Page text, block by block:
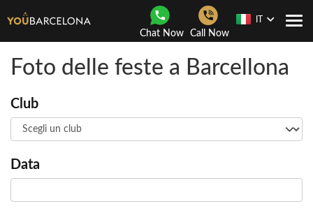
Chat Now Call Now
Foto delle feste a Barcellona
Club
Data